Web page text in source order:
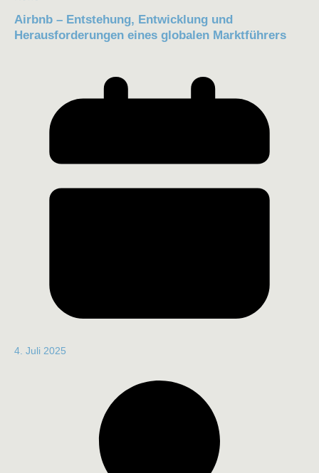
Airbnb – Entstehung, Entwicklung und
Herausforderungen eines globalen Marktführers
4. Juli 2025